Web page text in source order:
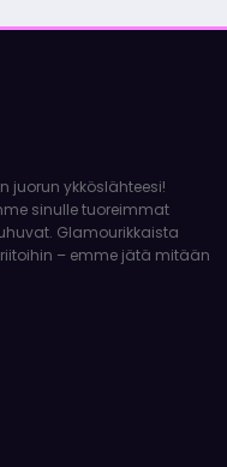
juorun ykköslähteesi!
sinulle tuoreimmat
Glamourikkaista
– emme jätä mitään